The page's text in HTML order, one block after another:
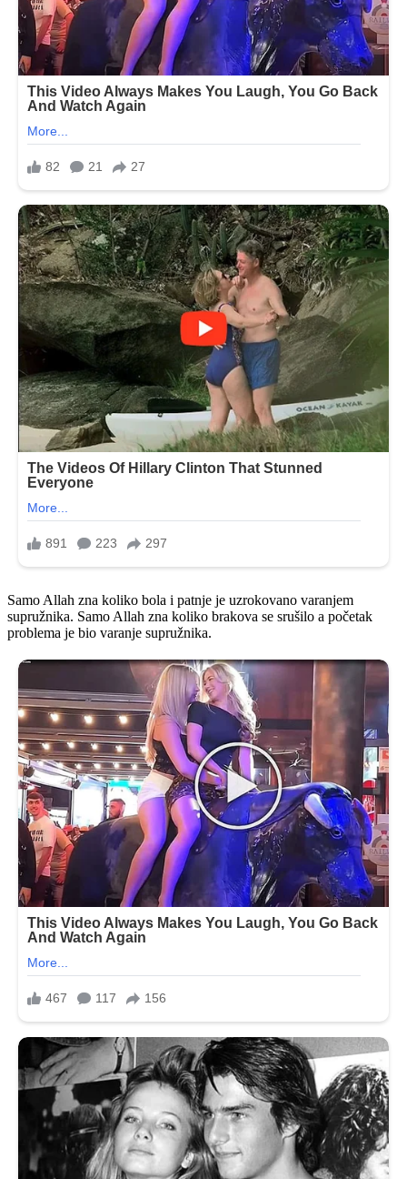
Samo Allah zna koliko bola i patnje je uzrokovano varanjem
supružnika. Samo Allah zna koliko brakova se srušilo a početak
problema je bio varanje supružnika.